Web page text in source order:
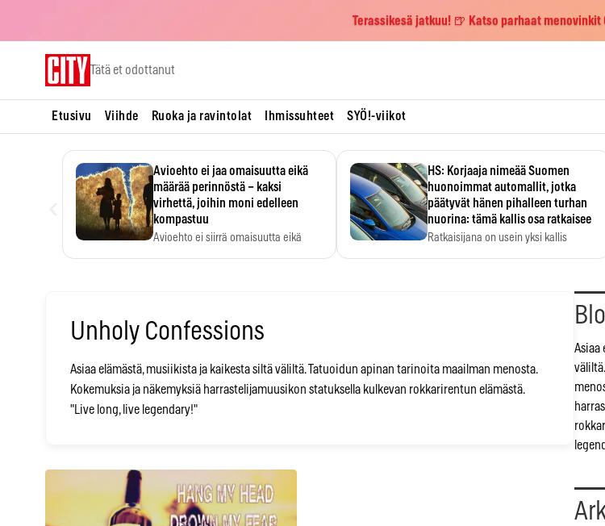
Terassikesä jatkuu! 🍺 Katso parhaat
Tätä et odottanut
Etusivu Viihde Ruoka ja ravintolat Ihmissuhteet SYÖ!-viikot
Avioehto ei jaa omaisuutta eikä
määrää perinnöstä – kaksi
virhettä, joihin moni edelleen
kompastuu
Avioehto ei siirrä omaisuutta eikä
HS: Korjaaja nimeää Suomen
huonoimmat automallit, jotka
päätyvät hänen pihalleen turhan
nuorina: tämä kallis osa ratkaisee
Ratkaisijana on usein yksi kallis
Unholy Confessions
Asiaa elämästä, musiikista ja kaikesta siltä väliltä. Tatuoidun apinan tarinoita maailman menosta.
Kokemuksia ja näkemyksiä harrastelijamuusikon statuksella kulkevan rokkarirentun elämästä.
"Live long, live legendary!"
Asiaa